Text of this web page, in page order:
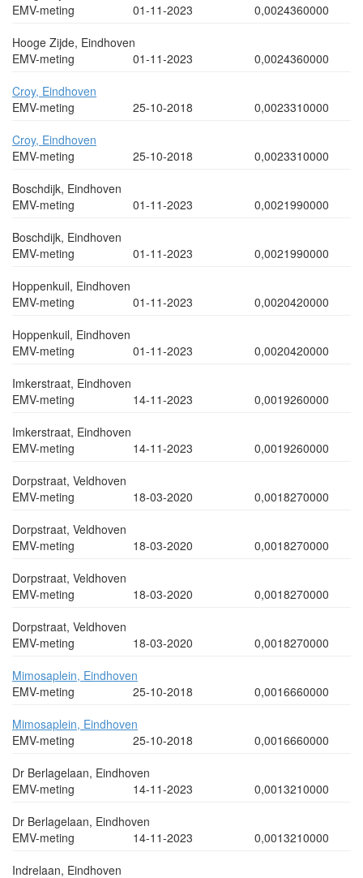
EMV-meting
01-11-2023
0,0024360000
Hooge Zijde, Eindhoven
EMV-meting
01-11-2023
0,0024360000
Croy, Eindhoven
EMV-meting
25-10-2018
0,0023310000
Croy, Eindhoven
EMV-meting
25-10-2018
0,0023310000
Boschdijk, Eindhoven
EMV-meting
01-11-2023
0,0021990000
Boschdijk, Eindhoven
EMV-meting
01-11-2023
0,0021990000
Hoppenkuil, Eindhoven
EMV-meting
01-11-2023
0,0020420000
Hoppenkuil, Eindhoven
EMV-meting
01-11-2023
0,0020420000
Imkerstraat, Eindhoven
EMV-meting
14-11-2023
0,0019260000
Imkerstraat, Eindhoven
EMV-meting
14-11-2023
0,0019260000
Dorpstraat, Veldhoven
EMV-meting
18-03-2020
0,0018270000
Dorpstraat, Veldhoven
EMV-meting
18-03-2020
0,0018270000
Dorpstraat, Veldhoven
EMV-meting
18-03-2020
0,0018270000
Dorpstraat, Veldhoven
EMV-meting
18-03-2020
0,0018270000
Mimosaplein, Eindhoven
EMV-meting
25-10-2018
0,0016660000
Mimosaplein, Eindhoven
EMV-meting
25-10-2018
0,0016660000
Dr Berlagelaan, Eindhoven
EMV-meting
14-11-2023
0,0013210000
Dr Berlagelaan, Eindhoven
EMV-meting
14-11-2023
0,0013210000
Indrelaan, Eindhoven